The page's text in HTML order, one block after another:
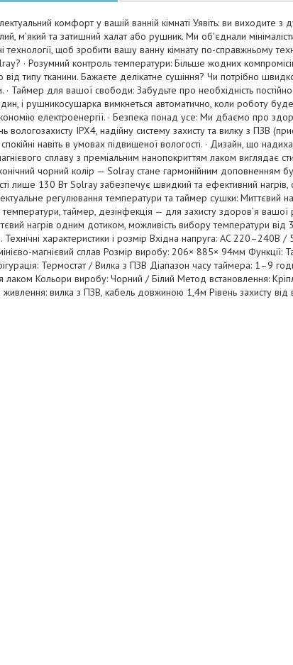
комфорт у вашій ванній кімнаті Уявіть: ви виходите з
м’який та затишний халат або рушник. Ми об'єднали
технології, щоб зробити вашу ванну кімнату по-справжньому
· Розумний контроль температури: Більше жодних
від типу тканини. Бажаєте делікатне сушіння? Чи потрібно
· Таймер для вашої свободи: Забудьте про необхідність
і рушникосушарка вимкнеться автоматично, коли роботу
електроенергії. · Безпека понад усе: Ми дбаємо про
вологозахисту IPX4, надійну систему захисту та вилку з ПЗВ
навіть в умовах підвищеної вологості. · Дизайн, що
сплаву з преміальним нанопокриттям лаком виглядає
чорний колір — Solray стане гармонійним доповненням
лише 130 Вт Solray забезпечує швидкий та ефективний нагрів,
регулювання температури та таймер сушки: Миттєвий
таймер, дезінфекція — для захисту здоров’я вашої
нагрів одним дотиком, можливість вибору температури
характеристики і розмір Вхідна напруга: AC 220–240В /
магнієвий сплав Розмір виробу: 206× 885× 94мм Функції:
Термостат / Вилка з ПЗВ Діапазон часу таймера: 1–9
лаком Кольори виробу: Чорний / Білий Метод встановлення:
живлення: вилка з ПЗВ, кабель довжиною 1,4м Рівень захисту від